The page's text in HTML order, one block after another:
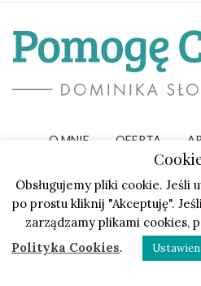
O MNIE OFERTA
REGULAMIN
POLITYKA
Obsługujemy pliki cookie. Jeśli
po prostu kliknij "Akceptuję".
zarządzamy plikami cookies,
Polityka Cookies.